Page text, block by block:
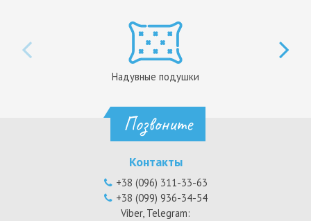
Надувные подушки
Позвоните
Контакты
+38 (096) 311-33-63
+38 (099) 936-34-54
Viber, Telegram: